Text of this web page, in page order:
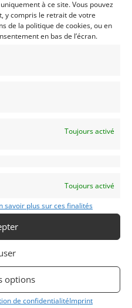
à ce site. Vous pouvez
y compris le retrait de votre
de la politique de cookies, ou en
en bas de l’écran.
Toujours activé
Toujours activé
savoir plus sur ces finalités
options
de confidentialitéImprint
3 001 vues